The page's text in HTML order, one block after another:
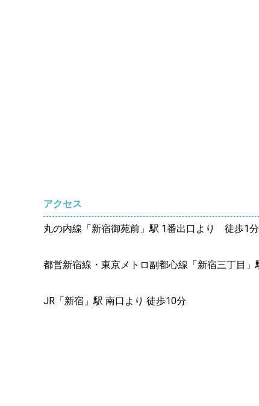
アクセス
丸の内線「新宿御苑前」駅 1番出口より 徒歩1分
都営新宿線・東京メトロ副都心線「新宿三丁目
JR「新宿」駅 南口より 徒歩10分